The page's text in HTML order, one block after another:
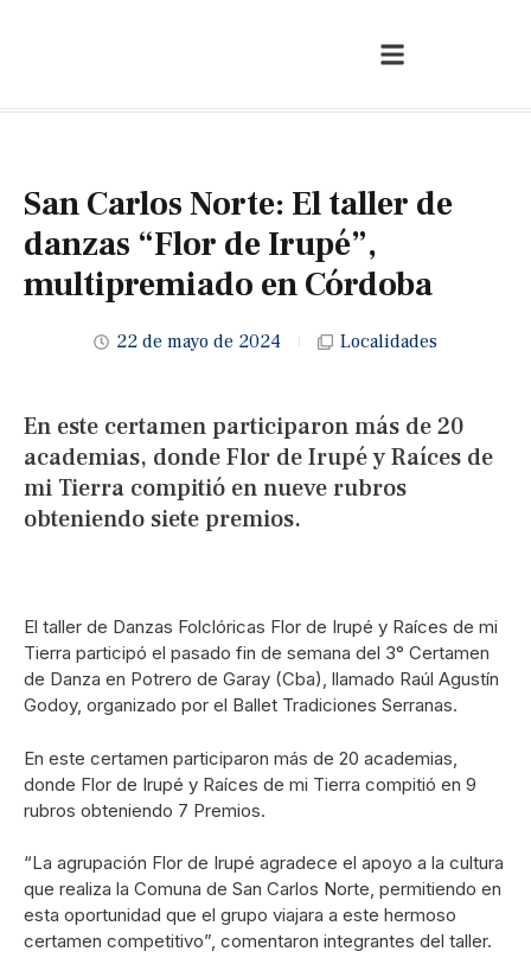
San Carlos Norte: El taller de
danzas “Flor de Irupé”,
multipremiado en Córdoba
22 de mayo de 2024 Localidades
En este certamen participaron más de 20
academias, donde Flor de Irupé y Raíces de
mi Tierra compitió en nueve rubros
obteniendo siete premios.
El taller de Danzas Folclóricas Flor de Irupé y Raíces de mi
Tierra participó el pasado fin de semana del 3° Certamen
de Danza en Potrero de Garay (Cba), llamado Raúl Agustín
Godoy, organizado por el Ballet Tradiciones Serranas.
En este certamen participaron más de 20 academias,
donde Flor de Irupé y Raíces de mi Tierra compitió en 9
rubros obteniendo 7 Premios.
“La agrupación Flor de Irupé agradece el apoyo a la cultura
que realiza la Comuna de San Carlos Norte, permitiendo en
esta oportunidad que el grupo viajara a este hermoso
certamen competitivo”, comentaron integrantes del taller.